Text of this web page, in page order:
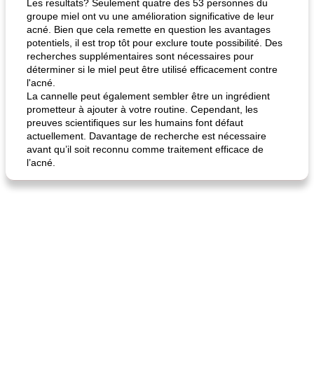
fiesta tostadas le méga's jopp joes
Les resultats? Seulement quatre des 53 personnes du
groupe miel ont vu une amélioration significative de leur
acné. Bien que cela remette en question les avantages
potentiels, il est trop tôt pour exclure toute possibilité. Des
recherches supplémentaires sont nécessaires pour
déterminer si le miel peut être utilisé efficacement contre
l'acné.
La cannelle peut également sembler être un ingrédient
prometteur à ajouter à votre routine. Cependant, les
preuves scientifiques sur les humains font défaut
actuellement. Davantage de recherche est nécessaire
avant qu’il soit reconnu comme traitement efficace de
l’acné.